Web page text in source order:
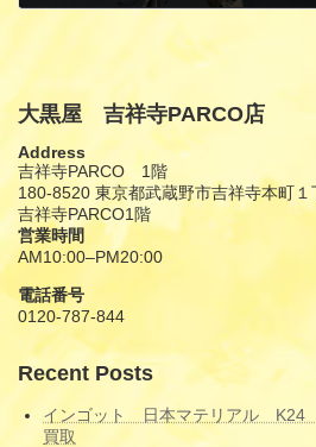
大黒屋 吉祥寺PARCO店
Address
吉祥寺PARCO 1階
180-8520 東京都武蔵野市吉祥寺本町
吉祥寺PARCO1階
営業時間
AM10:00–PM20:00
電話番号
0120-787-844
Recent Posts
インゴット 日本マテリアル
買取